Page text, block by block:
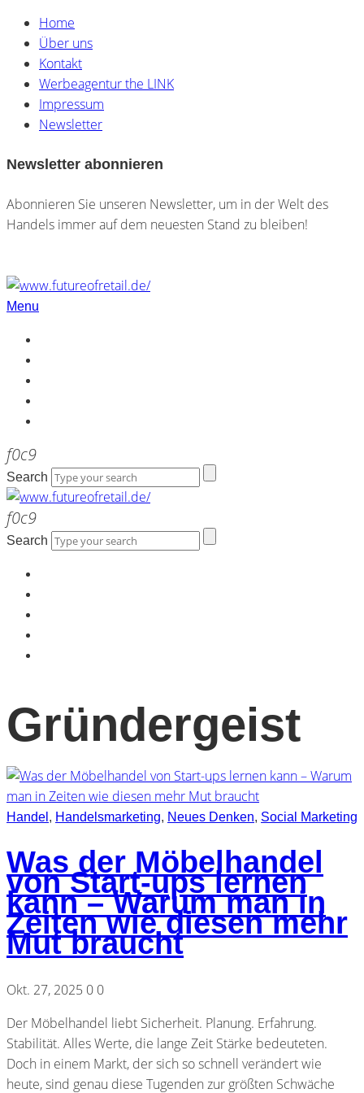
Home
Über uns
Kontakt
Werbeagentur the LINK
Impressum
Newsletter
Newsletter abonnieren
Abonnieren Sie unseren Newsletter, um in der Welt des
Handels immer auf dem neuesten Stand zu bleiben!
Menu
Search
Search
Gründergeist
Handel , Handelsmarketing, Neues Denken, Social Marketing
Was der Möbelhandel
von Start-ups lernen
kann – Warum man in
Zeiten wie diesen mehr
Mut braucht
Okt. 27, 2025 0 0
Der Möbelhandel liebt Sicherheit. Planung. Erfahrung.
Stabilität. Alles Werte, die lange Zeit Stärke bedeuteten.
Doch in einem Markt, der sich so schnell verändert wie
heute, sind genau diese Tugenden zur größten Schwäche